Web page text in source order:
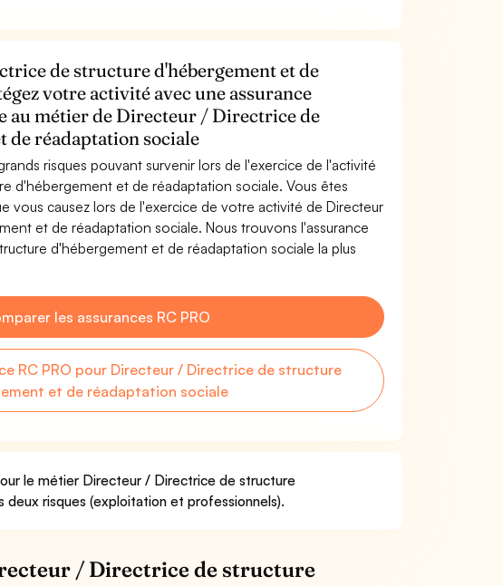
de structure d'hébergement et de
votre activité avec une assurance
au métier de Directeur / Directrice de
de réadaptation sociale
risques pouvant survenir lors de l'exercice de l'activité
d'hébergement et de réadaptation sociale. Vous êtes
vous causez lors de l'exercice de votre activité de Directeur
et de réadaptation sociale. Nous trouvons l'assurance
d'hébergement et de réadaptation sociale la plus
les assurances RC PRO
RC PRO pour Directeur / Directrice de structure
et de réadaptation sociale
le métier Directeur / Directrice de structure
risques (exploitation et professionnels).
/ Directrice de structure